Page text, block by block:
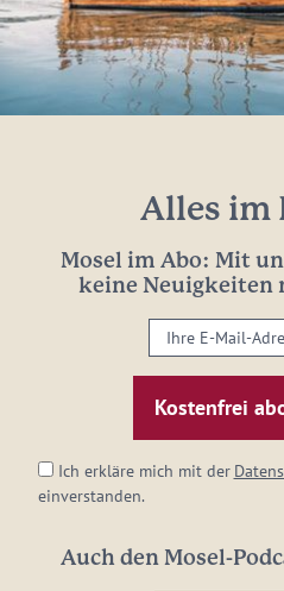
Alles im
Mosel im Abo: Mit
keine Neuigkeiten
Ihre
E-
Mail-
Adresse:
Ich erkläre mich mit der
einverstanden.
Auch den Mosel-